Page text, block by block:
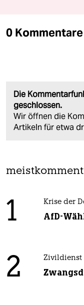
0 Kommentare
Die
geschlossen.
Wir öffnen die
Artikeln für etwa
1 Krise der
AfD-
2 Zivildienst